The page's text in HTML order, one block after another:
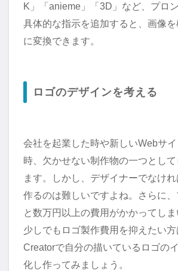
K」「anieme」「3D」など、プロ
具体的な指示を追加すると、画像
に変換できます。
ロゴのデザインを考える
会社を起業した時や新しいWebサ
時、欠かせない制作物の一つとし
ます。しかし、デザイナーでなけ
作るのは難しいですよね。さらに
と数万円以上の費用がかかってしま
少しでもロゴ製作費用を抑えたい
Creatorで自分の描いているロゴの
化し作ってみましょう。